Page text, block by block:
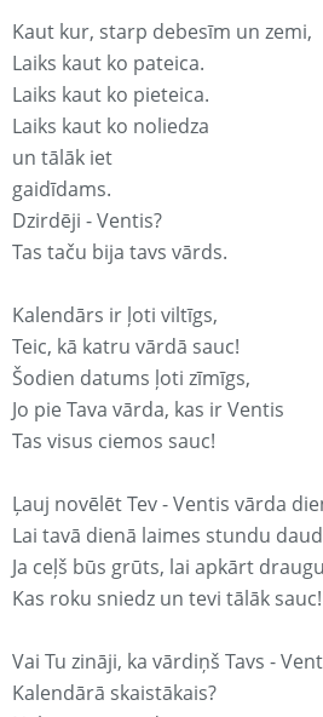
Kaut kur, starp debesīm un zemi,
Laiks kaut ko pateica.
Laiks kaut ko pieteica.
Laiks kaut ko noliedza
un tālāk iet
gaidīdams.
Dzirdēji - Ventis?
Tas taču bija tavs vārds.
Kalendārs ir ļoti viltīgs,
Teic, kā katru vārdā sauc!
Šodien datums ļoti zīmīgs,
Jo pie Tava vārda, kas ir Ventis
Tas visus ciemos sauc!
Ļauj novēlēt Tev - Ventis vārda
Lai tavā dienā laimes stundu
Ja ceļš būs grūts, lai apkārt
Kas roku sniedz un tevi tālāk sauc!
Vai Tu zināji, ka vārdiņš Tavs -
Kalendārā skaistākais?